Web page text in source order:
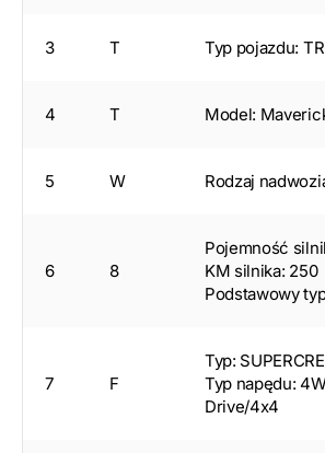
3 T Typ pojazdu:
4 T Model:
5 W Rodzaj
6 8
Pojemność
KM silnika: 250
Podstawowy
7 F
Typ:
Typ napędu:
Drive/4x4